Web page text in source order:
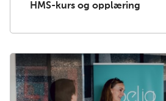
HMS-kurs og opplæring